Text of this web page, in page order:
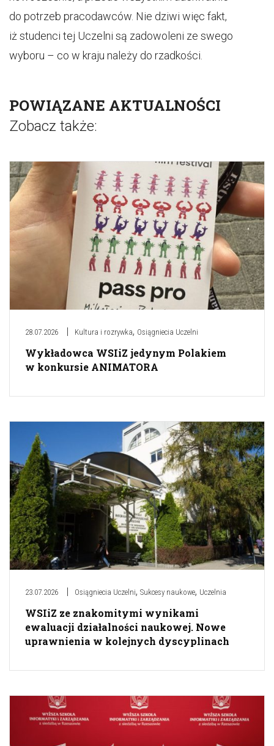
do potrzeb pracodawców. Nie dziwi więc fakt,
iż studenci tej Uczelni są zadowoleni ze swego
wyboru – co w kraju należy do rzadkości.
POWIĄZANE AKTUALNOŚCI
Zobacz także:
28.07.2026 Kultura i rozrywka, Osiągniecia Uczelni
Wykładowca WSIiZ jedynym Polakiem
w konkursie ANIMATORA
23.07.2026 Osiągniecia Uczelni, Sukcesy naukowe, Uczelnia
WSIiZ ze znakomitymi wynikami
ewaluacji działalności naukowej. Nowe
uprawnienia w kolejnych dyscyplinach